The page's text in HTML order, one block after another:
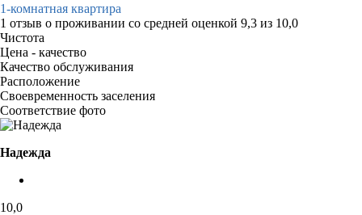
1-комнатная квартира
1 отзыв о проживании со средней оценкой 9,3 из 10,0
Чистота
Цена - качество
Качество обслуживания
Расположение
Своевременность заселения
Соответствие фото
Надежда
10,0